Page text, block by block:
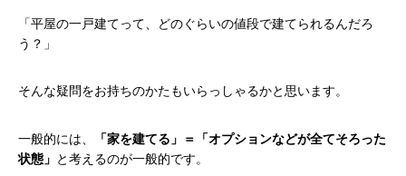
「平屋の一戸建てって、どのぐらいの値段で建てられるんだろ
う？」
そんな疑問をお持ちのかたもいらっしゃるかと思います。
一般的には、
「家を建てる」＝「オプションなどが全てそろった
状態」 と考えるのが一般的です。